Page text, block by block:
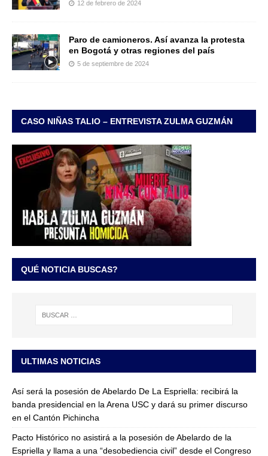
12 de febrero de 2024
Paro de camioneros. Así avanza la protesta
en Bogotá y otras regiones del país
5 de septiembre de 2024
CASO NIÑAS TALIO – ENTREVISTA ZULMA GUZMÁN
QUÉ NOTICIA BUSCAS?
ULTIMAS NOTICIAS
Así será la posesión de Abelardo De La Espriella: recibirá la
banda presidencial en la Arena USC y dará su primer discurso
en el Cantón Pichincha
Pacto Histórico no asistirá a la posesión de Abelardo de la
Espriella y llama a una “desobediencia civil” desde el Congreso